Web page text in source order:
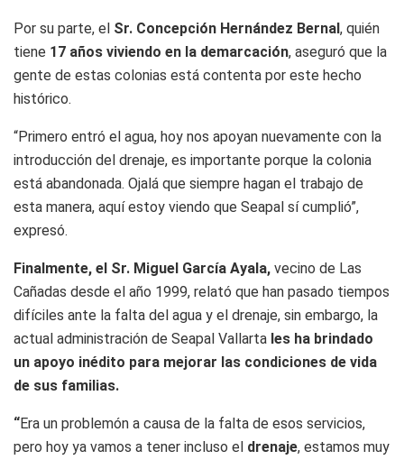
Por su parte, el Sr. Concepción Hernández Bernal, quién
tiene 17 años viviendo en la demarcación, aseguró que la
gente de estas colonias está contenta por este hecho
histórico.
“Primero entró el agua, hoy nos apoyan nuevamente con la
introducción del drenaje, es importante porque la colonia
está abandonada. Ojalá que siempre hagan el trabajo de
esta manera, aquí estoy viendo que Seapal sí cumplió”,
expresó.
Finalmente, el Sr. Miguel García Ayala, vecino de Las
Cañadas desde el año 1999, relató que han pasado tiempos
difíciles ante la falta del agua y el drenaje, sin embargo, la
actual administración de Seapal Vallarta les ha brindado
un apoyo inédito para mejorar las condiciones de vida
de sus familias.
“Era un problemón a causa de la falta de esos servicios,
pero hoy ya vamos a tener incluso el drenaje, estamos muy